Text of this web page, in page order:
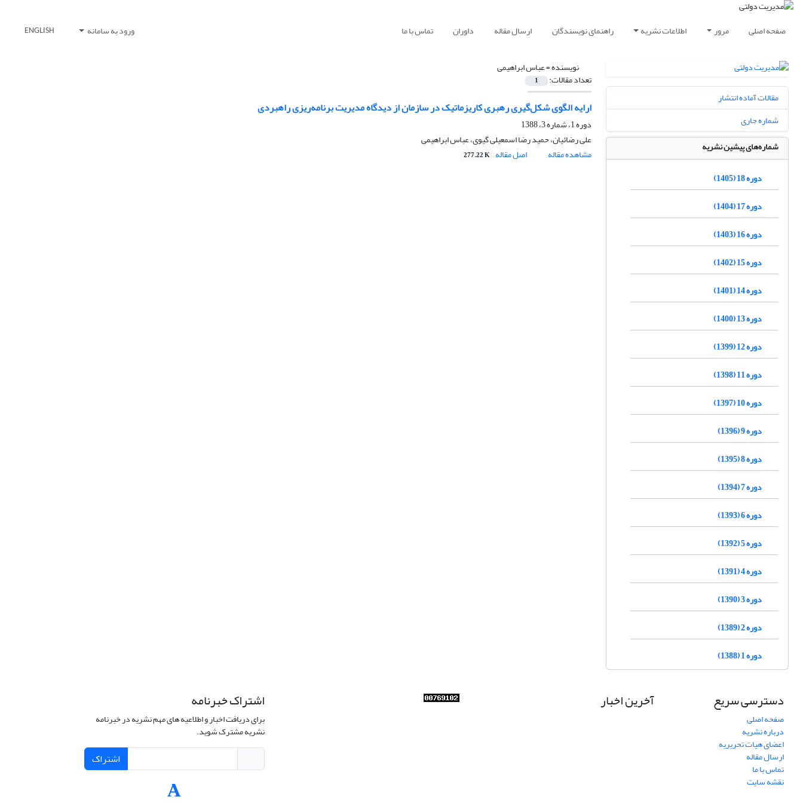
صفحه اصلی مرور اطلاعات نشریه راهنمای نویسندگان ارسال مقاله داوران تماس با ما ورود به سامانه ENGLISH
نویسنده =عباس ابراهیمی
تعداد مقالات: 1
ارایه الگوی شکل‌گیری رهبری کاریزماتیک در سازمان از دیدگاه مدیریت برنامه‌ریزی راهبردی
دوره 1، شماره 3، 1388
علی رضائیان، حمید رضا اسمعیلی گیوی، عباس ابراهیمی
مشاهده مقاله
اصل مقاله 277.22 K
مقالات آماده انتشار
شماره جاری
شماره‌های پیشین نشریه
دوره 18 (1405)
دوره 17 (1404)
دوره 16 (1403)
دوره 15 (1402)
دوره 14 (1401)
دوره 13 (1400)
دوره 12 (1399)
دوره 11 (1398)
دوره 10 (1397)
دوره 9 (1396)
دوره 8 (1395)
دوره 7 (1394)
دوره 6 (1393)
دوره 5 (1392)
دوره 4 (1391)
دوره 3 (1390)
دوره 2 (1389)
دوره 1 (1388)
دسترسی سریع
صفحه اصلی
درباره نشریه
اعضای هیات تحریریه
ارسال مقاله
تماس با ما
نقشه سایت
آخرین اخبار اشتراک خبرنامه
برای دریافت اخبار و اطلاعیه های مهم نشریه در خبرنامه
نشریه مشترک شوید.
اشتراک